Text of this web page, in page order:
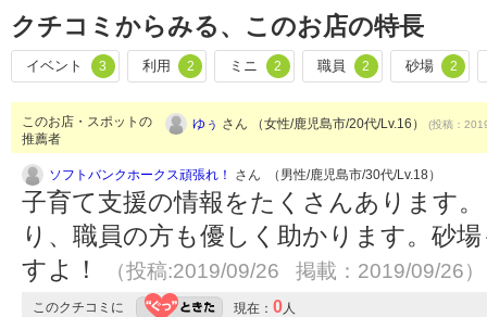
クチコミからみる、このお店の特長
イベント 3 利用 2 ミニ 2 職員 2 砂場 2
このお店・スポットの
推薦者
ゆぅ さん （女性/鹿児島市/20代/Lv.16） (投稿：
ソフトバンクホークス頑張れ！ さん （男性/鹿児島市/30代/Lv.18）
子育て支援の情報をたくさんあります
り、職員の方も優しく助かります。砂
すよ！
（投稿:2019/09/26 掲載：2019/09/26）
このクチコミに 現在： 0 人